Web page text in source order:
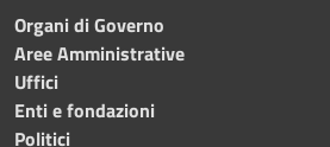
Organi di Governo
Aree Amministrative
Uffici
Enti e fondazioni
Politici